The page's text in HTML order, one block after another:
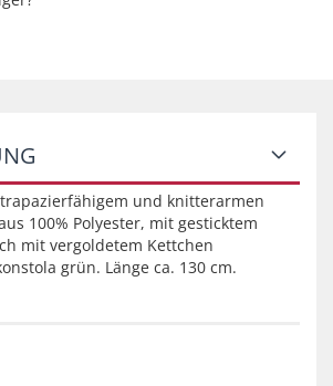
und knitterarmen
100% Polyester, mit gesticktem
mit vergoldetem Kettchen
grün. Länge ca. 130 cm.